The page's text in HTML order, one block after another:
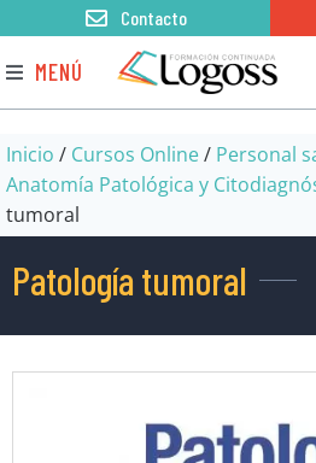
MENÚ
Contacto
Inicio / Cursos Online/ Personal
Anatomía Patológica y
tumoral
Patología tumoral